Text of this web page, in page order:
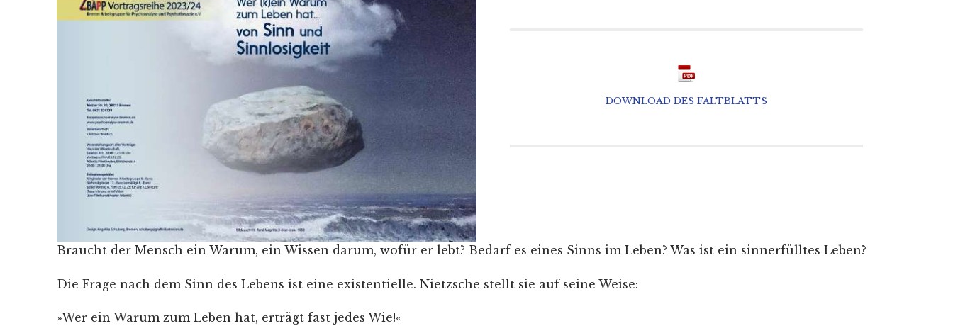
DOWNLOAD DES FALTBLATTS
Braucht der Mensch ein Warum, ein Wissen darum, wofür er lebt? Bedarf es eines Sinns im Leben? Was ist ein sinnerfülltes Leben?
Die Frage nach dem Sinn des Lebens ist eine existentielle. Nietzsche stellt sie auf seine Weise:
»Wer ein Warum zum Leben hat, erträgt fast jedes Wie!«